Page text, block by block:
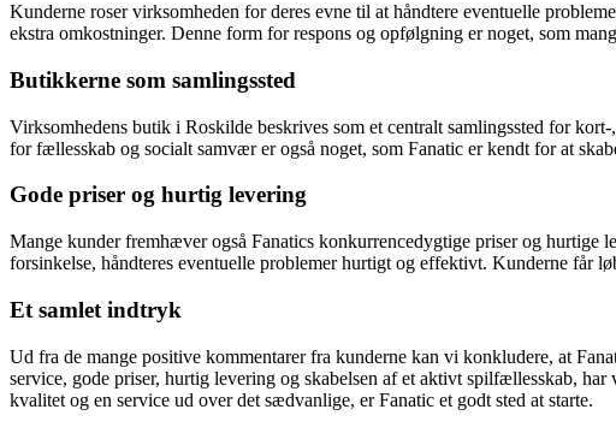
Kunderne roser virksomheden for deres evne til at håndtere eventuelle
ekstra omkostninger. Denne form for respons og opfølgning er noget, som
Butikkerne som samlingssted
Virksomhedens butik i Roskilde beskrives som et centralt samlingssted for
for fællesskab og socialt samvær er også noget, som Fanatic er kendt for at
Gode priser og hurtig levering
Mange kunder fremhæver også Fanatics konkurrencedygtige priser og
forsinkelse, håndteres eventuelle problemer hurtigt og effektivt. Kunderne får
Et samlet indtryk
Ud fra de mange positive kommentarer fra kunderne kan vi konkludere, at
service, gode priser, hurtig levering og skabelsen af et aktivt spilfællesskab,
kvalitet og en service ud over det sædvanlige, er Fanatic et godt sted at starte.